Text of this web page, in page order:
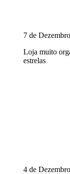
7 de
Loja muito
estrelas
4 de